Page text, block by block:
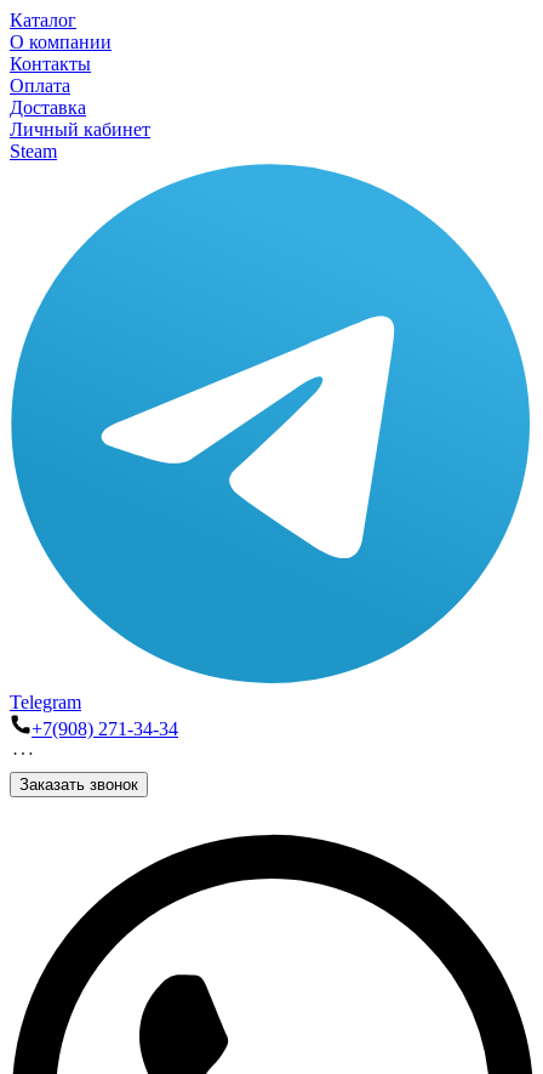
Каталог
О компании
Контакты
Оплата
Доставка
Личный кабинет
Steam
Telegram
+7(908) 271-34-34
Заказать звонок